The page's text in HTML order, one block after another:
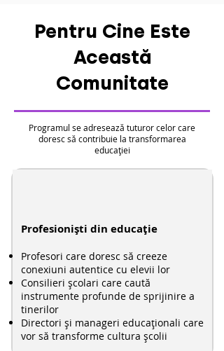
Pentru Cine Este
Această
Comunitate
Programul se adresează tuturor celor care
doresc să contribuie la transformarea
educației
Profesioniști din educație
Profesori care doresc să creeze
conexiuni autentice cu elevii lor
Consilieri școlari care caută
instrumente profunde de sprijinire a
tinerilor
Directori și manageri educaționali care
vor să transforme cultura școlii